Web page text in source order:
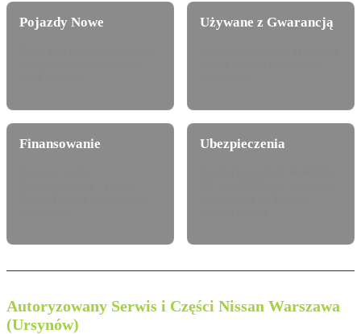
Pojazdy Nowe Używane z Gwarancją
Finansowanie Ubezpieczenia
Autoryzowany Serwis i Części Nissan Warszawa
(Ursynów)